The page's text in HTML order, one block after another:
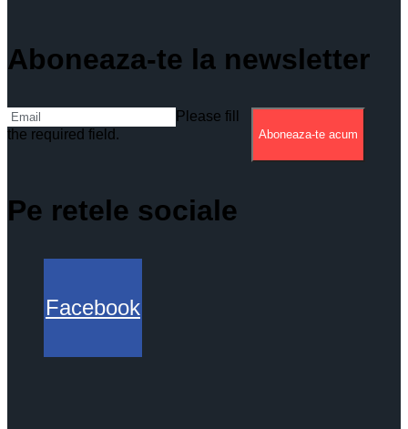
Aboneaza-te la newsletter
Please fill
the required field.
Aboneaza-te acum
Pe retele sociale
Facebook